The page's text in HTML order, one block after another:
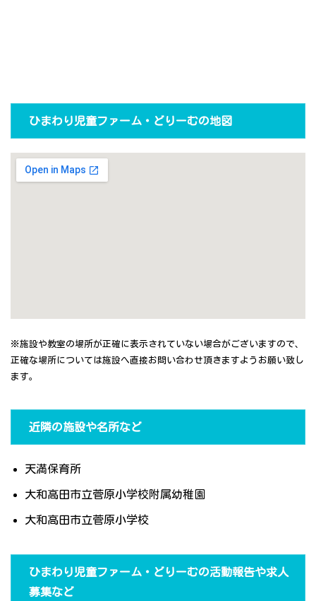
ひまわり児童ファーム・どりーむの地図
※施設や教室の場所が正確に表示されていない場合がございますので、
正確な場所については施設へ直接お問い合わせ頂きますようお願い致し
ます。
近隣の施設や名所など
天満保育所
大和高田市立菅原小学校附属幼稚園
大和高田市立菅原小学校
ひまわり児童ファーム・どりーむの活動報告や求人
募集など